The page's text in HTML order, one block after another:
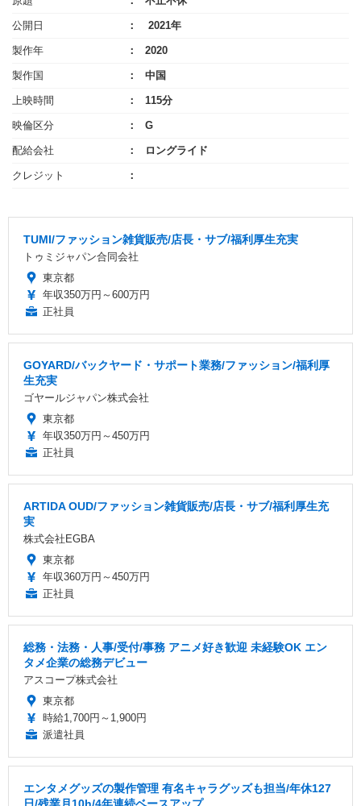
公開日 2021年
製作年 2020
製作国 中国
上映時間 115分
映倫区分 G
配給会社 ロングライド
クレジット
TUMI/ファッション雑貨販売/店長・サブ/福利厚生充実
トゥミジャパン合同会社
東京都
年収350万円～600万円
正社員
GOYARD/バックヤード・サポート業務/ファッション/福利厚
生充実
ゴヤールジャパン株式会社
東京都
年収350万円～450万円
正社員
ARTIDA OUD/ファッション雑貨販売/店長・サブ/福利厚生充
実
株式会社EGBA
東京都
年収360万円～450万円
正社員
総務・法務・人事/受付/事務 アニメ好き歓迎 未経験OK エン
タメ企業の総務デビュー
アスコープ株式会社
東京都
時給1,700円～1,900円
派遣社員
エンタメグッズの製作管理 有名キャラグッズも担当/年休127